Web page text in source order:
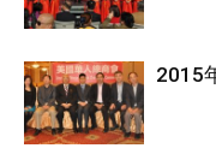
2015